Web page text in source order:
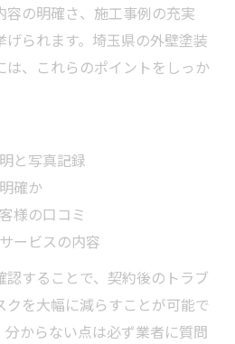
の明確さ、施工事例の充実
られます。埼玉県の外壁塗装
は、これらのポイントをしっか
と写真記録
確か
様の口コミ
ービスの内容
認することで、契約後のトラブ
クを大幅に減らすことが可能で
からない点は必ず業者に質問